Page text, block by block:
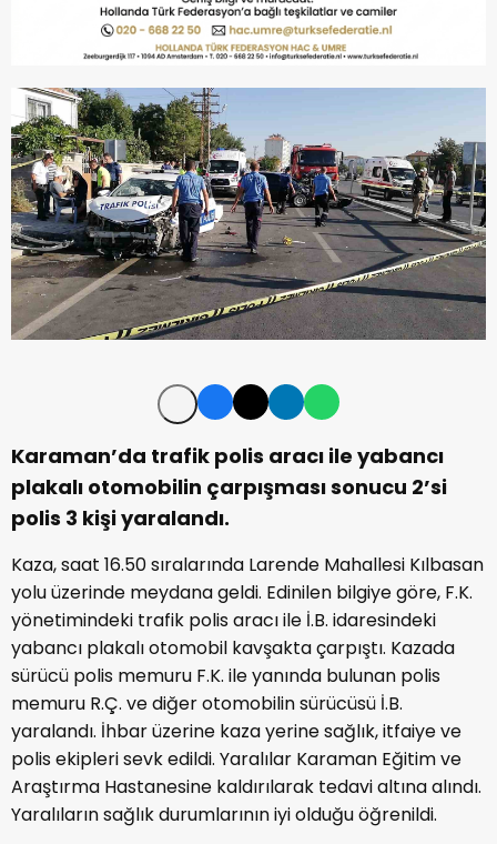
Karaman’da trafik polis aracı ile yabancı
plakalı otomobilin çarpışması sonucu 2’si
polis 3 kişi yaralandı.
Kaza, saat 16.50 sıralarında Larende Mahallesi Kılbasan
yolu üzerinde meydana geldi. Edinilen bilgiye göre, F.K.
yönetimindeki trafik polis aracı ile İ.B. idaresindeki
yabancı plakalı otomobil kavşakta çarpıştı. Kazada
sürücü polis memuru F.K. ile yanında bulunan polis
memuru R.Ç. ve diğer otomobilin sürücüsü İ.B.
yaralandı. İhbar üzerine kaza yerine sağlık, itfaiye ve
polis ekipleri sevk edildi. Yaralılar Karaman Eğitim ve
Araştırma Hastanesine kaldırılarak tedavi altına alındı.
Yaralıların sağlık durumlarının iyi olduğu öğrenildi.